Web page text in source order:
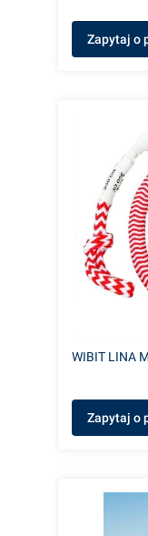
Zapytaj o
WIBIT LINA
Zapytaj o